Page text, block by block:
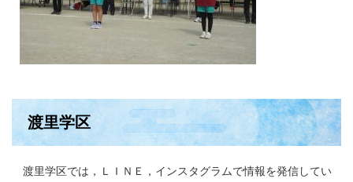
渡里学区
渡里学区では，ＬＩＮＥ，インスタグラムで情報を発信してい